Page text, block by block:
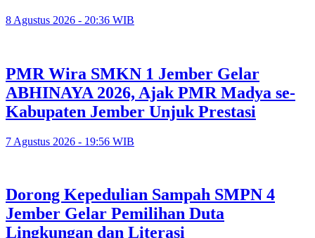
8 Agustus 2026 - 20:36 WIB
PMR Wira SMKN 1 Jember Gelar
ABHINAYA 2026, Ajak PMR Madya se-
Kabupaten Jember Unjuk Prestasi
7 Agustus 2026 - 19:56 WIB
Dorong Kepedulian Sampah SMPN 4
Jember Gelar Pemilihan Duta
Lingkungan dan Literasi